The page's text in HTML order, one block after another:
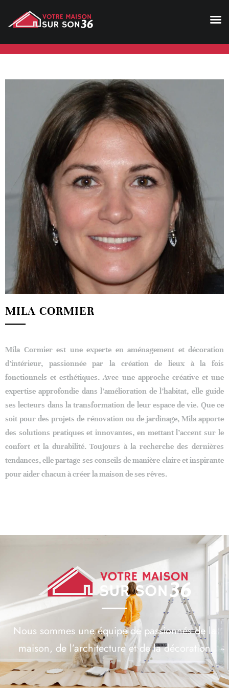
MILA CORMIER
Mila Cormier est une experte en aménagement et décoration
d’intérieur, passionnée par la création de lieux à la fois
fonctionnels et esthétiques. Avec une approche créative et une
expertise approfondie dans l’amélioration de l’habitat, elle guide
ses lecteurs dans la transformation de leur espace de vie. Que ce
soit pour des projets de rénovation ou de jardinage, Mila apporte
des solutions pratiques et innovantes, en mettant l’accent sur le
confort et la durabilité. Toujours à la recherche des dernières
tendances, elle partage ses conseils de manière claire et inspirante
pour aider chacun à créer la maison de ses rêves.
Nous sommes une équipe de passionnés de la
maison, de l’architecture et de la décoration